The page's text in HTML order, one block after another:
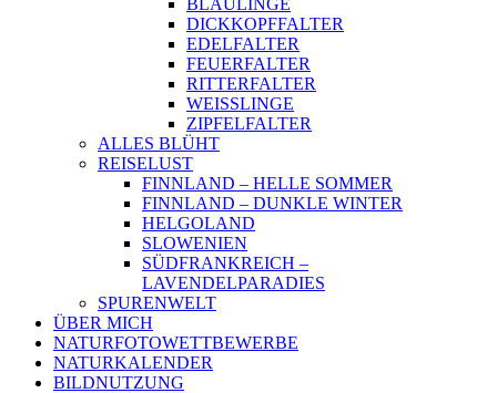
BLÄULINGE
DICKKOPFFALTER
EDELFALTER
FEUERFALTER
RITTERFALTER
WEISSLINGE
ZIPFELFALTER
ALLES BLÜHT
REISELUST
FINNLAND – HELLE SOMMER
FINNLAND – DUNKLE WINTER
HELGOLAND
SLOWENIEN
SÜDFRANKREICH –
LAVENDELPARADIES
SPURENWELT
ÜBER MICH
NATURFOTOWETTBEWERBE
NATURKALENDER
BILDNUTZUNG